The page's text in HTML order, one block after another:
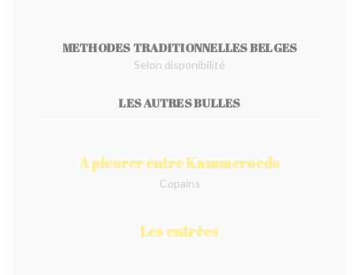
METHODES TRADITIONNELLES BELGES
Selon disponibilité
LES AUTRES BULLES
A picorer entre Kammeroeds
Copains
Les entrées